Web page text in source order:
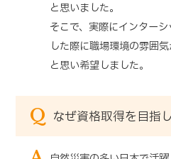
と思いました。
そこで、実際にインター
した際に職場環境の雰囲
と思い希望しました。
Q なぜ資格取得を目指